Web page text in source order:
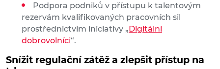
Podpora podniků v přístupu k talentovým
rezervám kvalifikovaných pracovních sil
prostřednictvím iniciativy „Digitální
dobrovolníci“.
Snížit regulační zátěž a zlepšit přístup na